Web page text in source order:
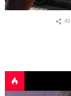
40